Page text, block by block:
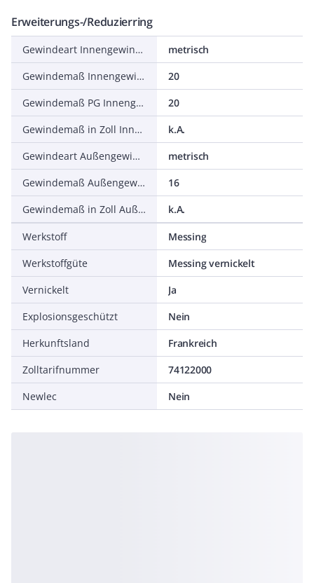
Erweiterungs-/Reduzierring
Gewindeart Innengewinde
metrisch
Gewindemaß Innengewinde (metrisch)
20
Gewindemaß PG Innengewinde
20
Gewindemaß in Zoll Innengewinde
k.A.
Gewindeart Außengewinde
metrisch
Gewindemaß Außengewinde (metrisch)
16
Gewindemaß in Zoll Außengewinde
k.A.
Werkstoff
Messing
Werkstoffgüte
Messing vernickelt
Vernickelt
Ja
Explosionsgeschützt
Nein
Herkunftsland
Frankreich
Zolltarifnummer
74122000
Newlec
Nein